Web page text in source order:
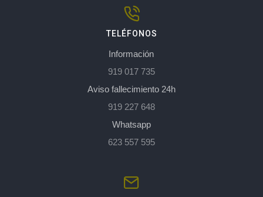
TELÉFONOS
Información
919 017 735
Aviso fallecimiento 24h
919 227 648
Whatsapp
623 557 595